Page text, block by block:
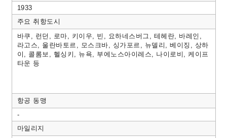
1933
주요 취항도시
바쿠, 런던, 로마, 키이우, 빈, 요하네스버그, 테헤란, 바레인,
라고스, 울란바토르, 모스크바, 싱가포르, 뉴델리, 베이징, 상하
이, 콜롬보, 헬싱키, 뉴욕, 부에노스아이레스, 나이로비, 케이프
타운 등
항공 동맹
-
마일리지